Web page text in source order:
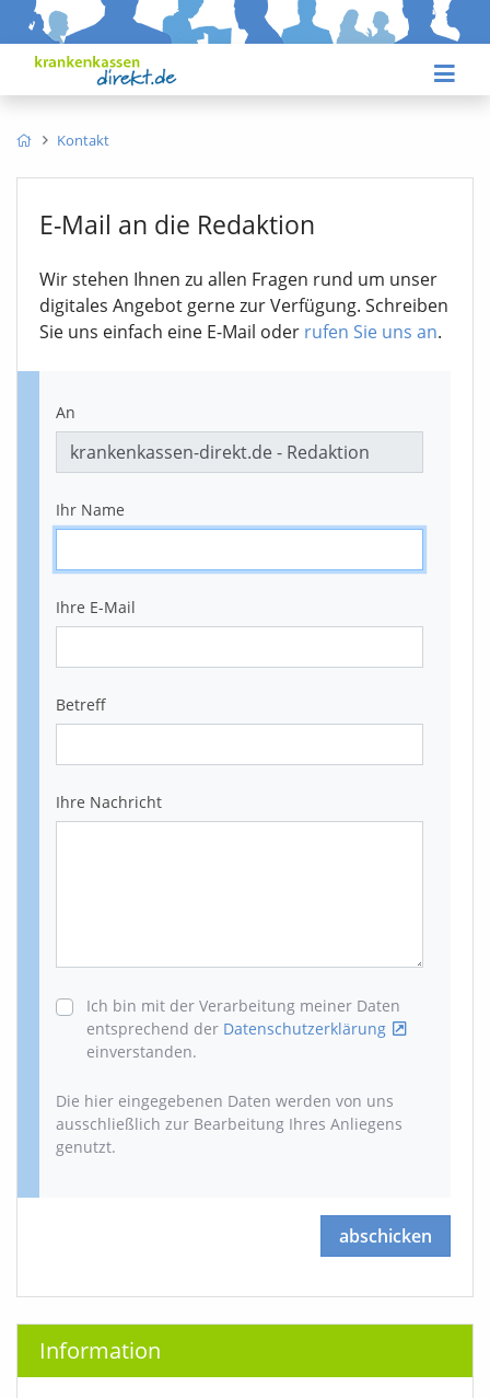
Kontakt
E-Mail an die Redaktion
Wir stehen Ihnen zu allen Fragen rund um unser
digitales Angebot gerne zur Verfügung. Schreiben
Sie uns einfach eine E-Mail oder rufen Sie uns an.
An
Ihr Name
Ihre E-Mail
Betreff
Ihre Nachricht
Ich bin mit der Verarbeitung meiner Daten
entsprechend der Datenschutzerklärung
einverstanden.
Die hier eingegebenen Daten werden von uns
ausschließlich zur Bearbeitung Ihres Anliegens
genutzt.
abschicken
Information